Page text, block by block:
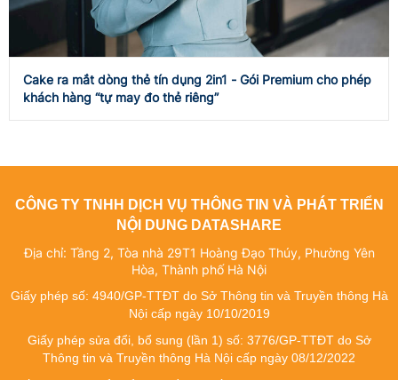
Cake ra mắt dòng thẻ tín dụng 2in1 - Gói Premium cho phép
khách hàng “tự may đo thẻ riêng”
CÔNG TY TNHH DỊCH VỤ THÔNG TIN VÀ PHÁT TRIỂN
NỘI DUNG DATASHARE
Địa chỉ: Tầng 2, Tòa nhà 29T1 Hoàng Đạo Thúy, Phường Yên
Hòa, Thành phố Hà Nội
Giấy phép số: 4940/GP-TTĐT do Sở Thông tin và Truyền thông Hà
Nội cấp ngày 10/10/2019
Giấy phép sửa đổi, bổ sung (lần 1) số: 3776/GP-TTĐT do Sở
Thông tin và Truyền thông Hà Nội cấp ngày 08/12/2022